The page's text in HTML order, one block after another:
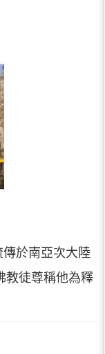
於南亞次大陸
教徒尊稱他為釋